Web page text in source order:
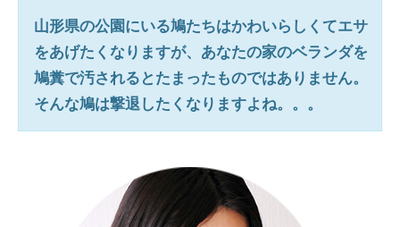
山形県の公園にいる鳩たちはかわいらしくてエサ
をあげたくなりますが、あなたの家のベランダを
鳩糞で汚されるとたまったものではありません。
そんな鳩は撃退したくなりますよね。。。